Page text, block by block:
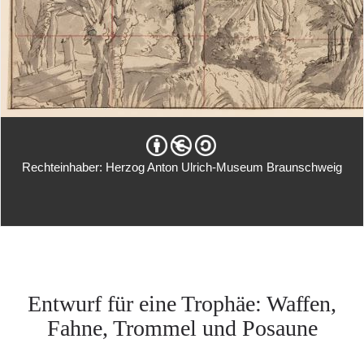
Rechteinhaber: Herzog Anton Ulrich-Museum Braunschweig
Entwurf für eine Trophäe: Waffen,
Fahne, Trommel und Posaune